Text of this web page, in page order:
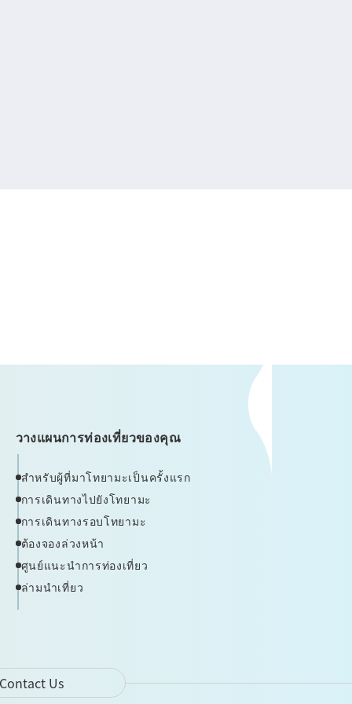
วางแผนการท่องเที่ยวของคุณ
สำหรับผู้ที่มาโทยามะเป็นครั้งแรก
การเดินทางไปยังโทยามะ
การเดินทางรอบโทยามะ
ต้องจองล่วงหน้า
ศูนย์แนะนำการท่องเที่ยว
ล่ามนำเที่ยว
Contact Us